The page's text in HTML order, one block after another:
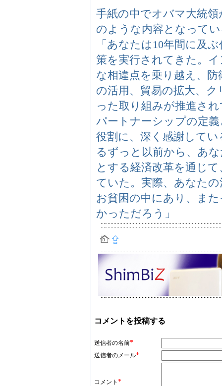
手紙の中でオバマ大統
のような内容となって
「あなたは10年間に及
策を実行されてきた。
な相違点を乗り越え、
の活用、貿易の拡大、
った取り組みが推進さ
パートナーシップの定
役割に、深く感謝して
るずっと以前から、あ
とする経済改革を通じ
ていた。実際、あなた
お貧困の中にあり、ま
かっただろう」
コメントを投稿する
送信者の名前*
送信者のメール*
コメント *